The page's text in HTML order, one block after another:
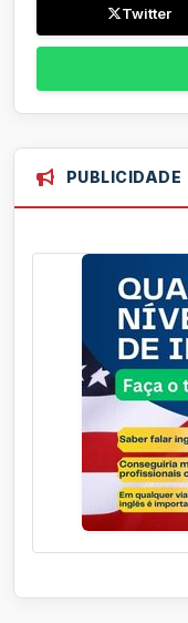
Twitter
PUBLICIDADE